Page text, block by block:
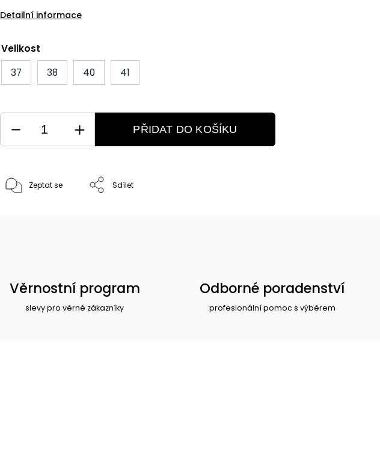
Detailní informace
Velikost
37
38 40 41
PŘIDAT DO KOŠÍKU
Zeptat se Sdílet
Věrnostní program
slevy pro věrné zákazníky
Odborné poradenství
profesionální pomoc s výběrem